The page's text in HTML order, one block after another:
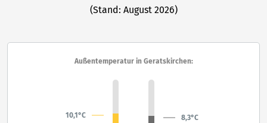
(Stand: August 2026)
Außentemperatur in Geratskirchen:
10,1°C 8,3°C